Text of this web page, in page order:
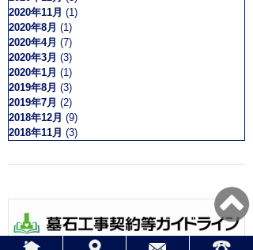
2020年11月 (1)
2020年8月 (1)
2020年4月 (7)
2020年3月 (3)
2020年1月 (1)
2019年8月 (3)
2019年7月 (2)
2018年12月 (9)
2018年11月 (3)